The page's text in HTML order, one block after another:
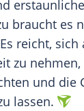
braucht es
reicht, sich
zu
und die
lassen.